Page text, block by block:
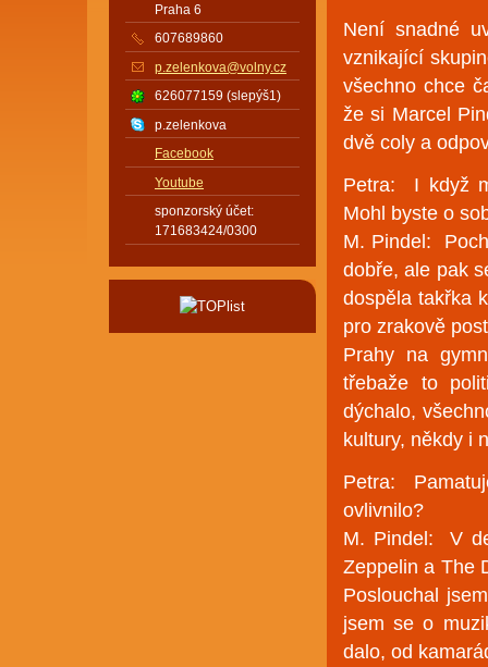
Není snadné
vznikající
všechno chce
že si Marcel
dvě coly a
Petra: I když
Mohl byste o
M. Pindel:
dobře, ale pak
dospěla takřka
pro zrakově
Prahy na
třebaže to
dýchalo,
kultury, někdy i
Petra:
ovlivnilo?
M. Pindel: V
Zeppelin a The
Poslouchal
jsem se o
dalo, od
Praha 6
607689860
p.zelenkova@volny.cz
626077159 (slepýš1)
p.zelenkova
Facebook
Youtube
sponzorský účet:
171683424/0300